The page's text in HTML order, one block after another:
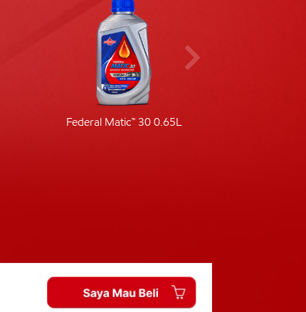
Federal Matic™ 30 0.65L